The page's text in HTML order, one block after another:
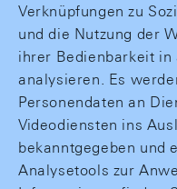
Verknüpfungen zu
und die Nutzung der
ihrer Bedienbarkeit in
analysieren. Es
Personendaten an
Videodiensten ins
bekanntgegeben und
Analysetools zur